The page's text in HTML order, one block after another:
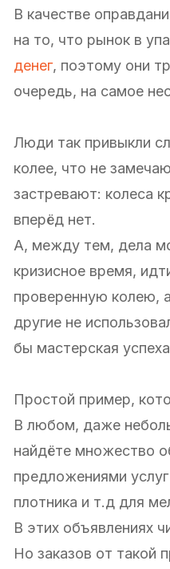
В качестве
на то, что рынок в
денег, поэтому они
очередь, на самое
Люди так привыкли
колее, что не
застревают: колеса
вперёд нет.
А, между тем, дела
кризисное время,
проверенную колею,
другие не
бы мастерская
Простой пример,
В любом, даже
найдёте множество
предложениями
плотника и т.д для
В этих объявлениях
Но заказов от такой